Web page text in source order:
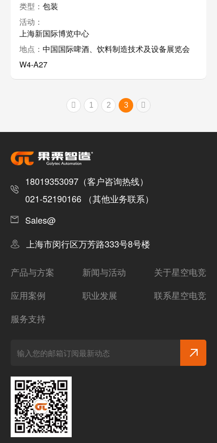
包装
上海新国际博览中心
中国国际啤酒、饮料制造技术及设备展览会
W4-A27
1 2 3
18019353097（客户咨询热线）
021-52190166 （其他业务联系）
Sales@
上海市闵行区万芳路333号8号楼
产品与方案
应用案例
服务支持
新闻与活动
职业发展
关于星空电竞
联系星空电竞